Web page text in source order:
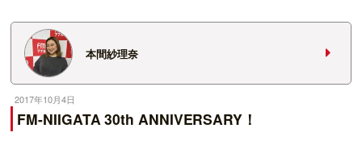
本間紗理奈
2017年10月4日
FM-NIIGATA 30th ANNIVERSARY！